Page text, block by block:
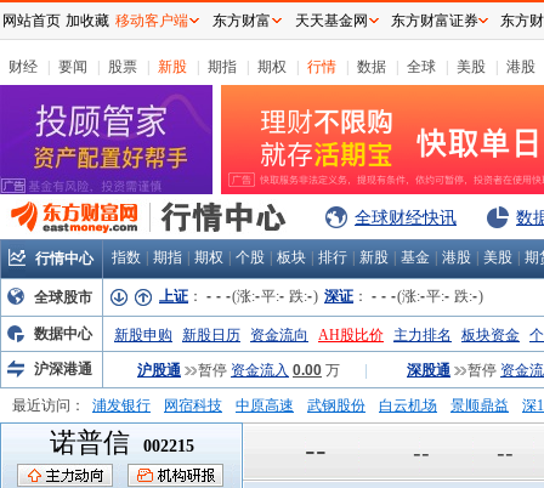
财经 要闻 股票 新股 期指 期权 行情 数据 全球 美股 港股
全球财经快讯 数
行情中心 指数 期指 期权 个股 板块 排行 新股 基金 港股 美股 期
全球股市 上证 ： - - -(涨:-平:- 跌:-) 深证 ： - - -(涨:-平:- 跌:-)
数据中心 新股申购 新股日历 资金流向 AH股比价 主力排名 板块资金
沪深港通
沪股通 暂停 资金流入 0.00 万 深股通 暂停 资金
最近访问： 浦发银行 网宿科技 中原高速 武钢股份 白云机场 景顺鼎益
深
弘业股份
富临运业
诺普信 002215 -- -- --
网站首页 加收藏 移动客户端 东方财富 天天基金网 东方财富证券 东方